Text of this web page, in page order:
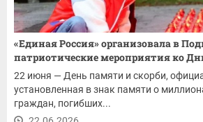
«Единая Россия» организовала в
патриотические мероприятия ко
22 июня — День памяти и скорби,
установленная в знак памяти о
граждан, погибших...